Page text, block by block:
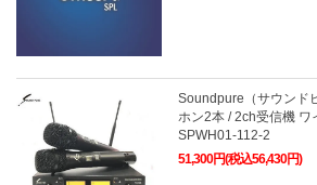
Soundpure（サウン
ホン2本 / 2ch受信機
SPWH01-112-2
51,300円(税込56,430円)